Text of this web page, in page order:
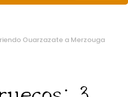
Ouarzazate a Merzouga